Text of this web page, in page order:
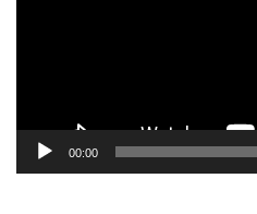
00:00